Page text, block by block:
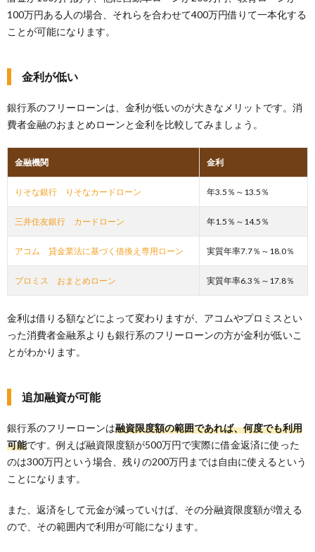
100万円ある人の場合、それらを合わせて400万円借りて一本化する
ことが可能になります。
金利が低い
銀行系のフリーローンは、金利が低いのが大きなメリットです。消
費者金融のおまとめローンと金利を比較してみましょう。
金融機関 金利
りそな銀行 りそなカードローン 年3.5％～13.5％
三井住友銀行 カードローン 年1.5％～14.5％
アコム 貸金業法に基づく借換え専用ローン 実質年率7.7％～18.0％
プロミス おまとめローン 実質年率6.3％～17.8％
金利は借りる額などによって変わりますが、アコムやプロミスとい
った消費者金融系よりも銀行系のフリーローンの方が金利が低いこ
とがわかります。
追加融資が可能
銀行系のフリーローンは融資限度額の範囲であれば、何度でも利用
可能です。例えば融資限度額が500万円で実際に借金返済に使った
のは300万円という場合、残りの200万円までは自由に使えるという
ことになります。
また、返済をして元金が減っていけば、その分融資限度額が増える
ので、その範囲内で利用が可能になります。